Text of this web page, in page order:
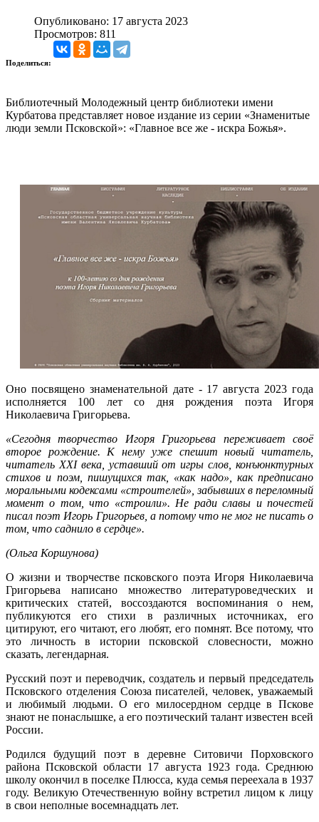
Опубликовано: 17 августа 2023
Просмотров: 811
Поделиться:
Библиотечный Молодежный центр библиотеки имени
Курбатова представляет новое издание из серии «Знаменитые
люди земли Псковской»: «Главное все же - искра Божья».
Оно посвящено знаменательной дате - 17 августа 2023 года
исполняется 100 лет со дня рождения поэта Игоря
Николаевича Григорьева.
«Сегодня творчество Игоря Григорьева переживает своё
второе рождение. К нему уже спешит новый читатель,
читатель XXI века, уставший от игры слов, конъюнктурных
стихов и поэм, пишущихся так, «как надо», как предписано
моральными кодексами «строителей», забывших в переломный
момент о том, что «строили». Не ради славы и почестей
писал поэт Игорь Григорьев, а потому что не мог не писать о
том, что саднило в сердце».
(Ольга Коршунова)
О жизни и творчестве псковского поэта Игоря Николаевича
Григорьева написано множество литературоведческих и
критических статей, воссоздаются воспоминания о нем,
публикуются его стихи в различных источниках, его
цитируют, его читают, его любят, его помнят. Все потому, что
это личность в истории псковской словесности, можно
сказать, легендарная.
Русский поэт и переводчик, создатель и первый председатель
Псковского отделения Союза писателей, человек, уважаемый
и любимый людьми. О его милосердном сердце в Пскове
знают не понаслышке, а его поэтический талант известен всей
России.
Родился будущий поэт в деревне Ситовичи Порховского
района Псковской области 17 августа 1923 года. Среднюю
школу окончил в поселке Плюсса, куда семья переехала в 1937
году. Великую Отечественную войну встретил лицом к лицу
в свои неполные восемнадцать лет.